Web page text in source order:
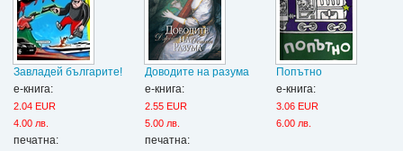
Завладей българите!
е-книга:
2.04 EUR
4.00 лв.
печатна:
Доводите на разума
е-книга:
2.55 EUR
5.00 лв.
печатна:
Попътно
е-книга:
3.06 EUR
6.00 лв.